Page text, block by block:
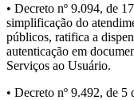
• Decreto nº 9.094, de
simplificação do
públicos, ratifica a
autenticação em
Serviços ao Usuário.
• Decreto nº 9.492, de